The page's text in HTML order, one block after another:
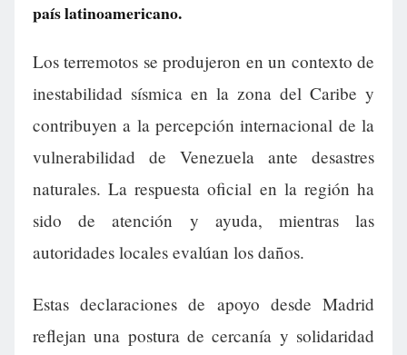
país latinoamericano.
Los terremotos se produjeron en un contexto de
inestabilidad sísmica en la zona del Caribe y
contribuyen a la percepción internacional de la
vulnerabilidad de Venezuela ante desastres
naturales. La respuesta oficial en la región ha
sido de atención y ayuda, mientras las
autoridades locales evalúan los daños.
Estas declaraciones de apoyo desde Madrid
reflejan una postura de cercanía y solidaridad